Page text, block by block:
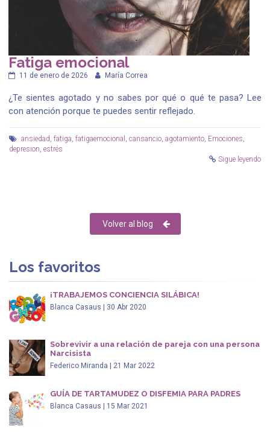
Fatiga emocional
11 de enero de 2026 María Correa
¿Te sientes agotado y no sabes por qué o qué te pasa? Lee
con atención porque te puedes sentir reflejado.
ansiedad, fatiga, fatigaemocional , cansancio, agotamiento, Emociones,
depresion, estrés
Sigue leyendo
Volver al blog
Los favoritos
¡TRABAJEMOS CONCIENCIA SILÁBICA!
Blanca Casaus | 30 Abr 2020
Sobrevivir a una relación de pareja con una persona
Narcisista
Federico Miranda | 21 Mar 2022
GUÍA DE TARTAMUDEZ O DISFEMIA PARA PADRES
Blanca Casaus | 15 Mar 2021